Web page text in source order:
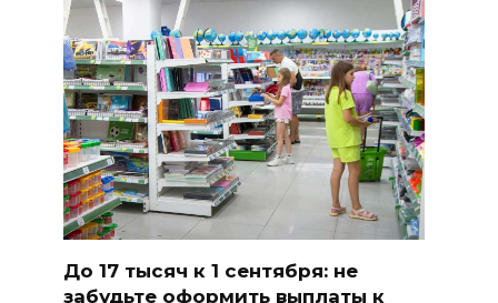
До 17 тысяч к 1 сентября: не
забудьте оформить выплаты к